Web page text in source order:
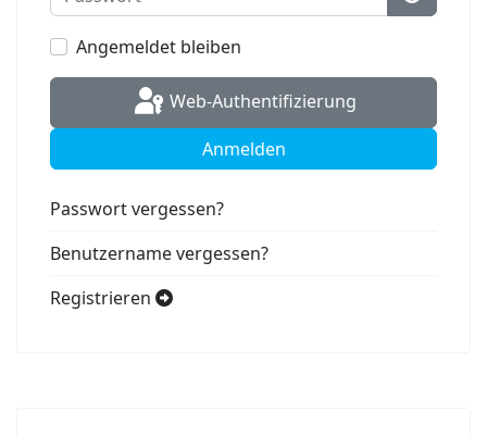
Angemeldet bleiben
Web-Authentifizierung
Anmelden
Passwort vergessen?
Benutzername vergessen?
Registrieren